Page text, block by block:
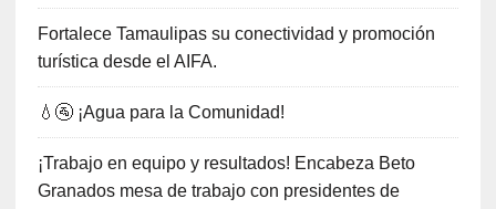
Fortalece Tamaulipas su conectividad y promoción
turística desde el AIFA.
💧🚰 ¡Agua para la Comunidad!
¡Trabajo en equipo y resultados! Encabeza Beto
Granados mesa de trabajo con presidentes de